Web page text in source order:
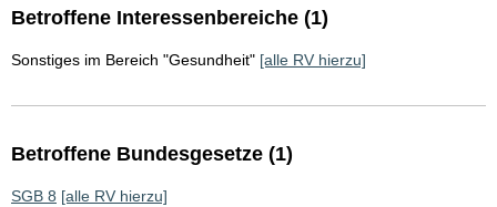
Betroffene Interessenbereiche (1)
Sonstiges im Bereich "Gesundheit" [alle RV hierzu]
Betroffene Bundesgesetze (1)
SGB 8 [alle RV hierzu]